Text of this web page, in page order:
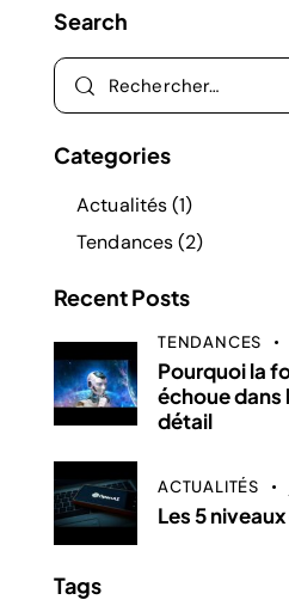
Search
Categories
Actualités(1)
Tendances(2)
Recent Posts
TENDANCES
Pourquoi la
échoue dans
détail
ACTUALITÉS
Les 5 niveaux
Tags